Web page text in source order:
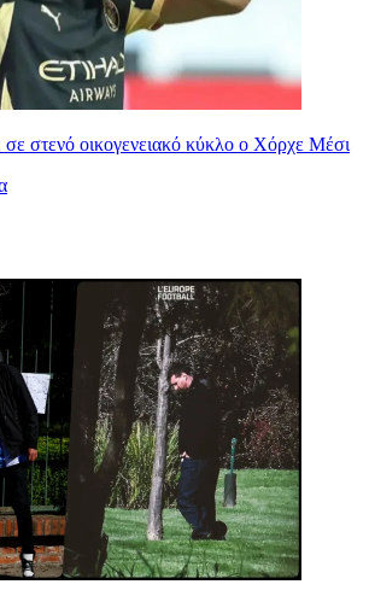
στενό οικογενειακό κύκλο ο Χόρχε Μέσι